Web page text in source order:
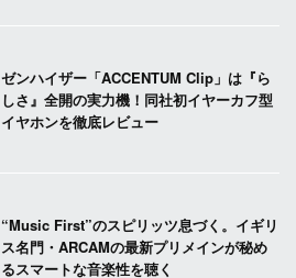
ゼンハイザー「ACCENTUM Clip」は『ら
しさ』全開の実力機！同社初イヤーカフ型
イヤホンを徹底レビュー
“Music First”のスピリッツ息づく。イギリ
ス名門・ARCAMの最新プリメインが秘め
るスマートな音楽性を聴く